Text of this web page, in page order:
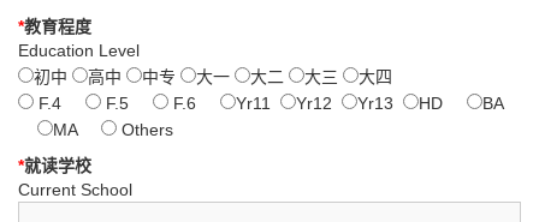
*教育程度
Education Level
初中
高中 中专 大一 大二 大三
大四
F.4
F.5 F.6 Yr11 Yr12 Yr13 HD
BA
MA
Others
*就读学校
Current School